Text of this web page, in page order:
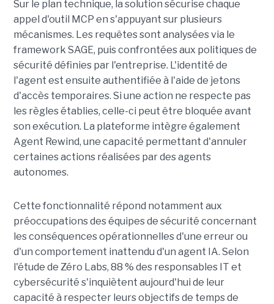
Sur le plan technique, la solution sécurise chaque
appel d'outil MCP en s'appuyant sur plusieurs
mécanismes. Les requêtes sont analysées via le
framework SAGE, puis confrontées aux politiques de
sécurité définies par l'entreprise. L'identité de
l'agent est ensuite authentifiée à l'aide de jetons
d'accès temporaires. Si une action ne respecte pas
les règles établies, celle-ci peut être bloquée avant
son exécution. La plateforme intègre également
Agent Rewind, une capacité permettant d'annuler
certaines actions réalisées par des agents
autonomes.
Cette fonctionnalité répond notamment aux
préoccupations des équipes de sécurité concernant
les conséquences opérationnelles d'une erreur ou
d'un comportement inattendu d'un agent IA. Selon
l'étude de Zéro Labs, 88 % des responsables IT et
cybersécurité s'inquiètent aujourd'hui de leur
capacité à respecter leurs objectifs de temps de